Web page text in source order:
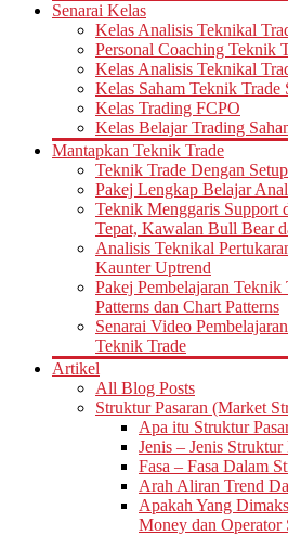
Senarai Kelas
Kelas Analisis Teknikal
Personal Coaching Teknik
Kelas Analisis Teknikal
Kelas Saham Teknik Trade
Kelas Trading FCPO
Kelas Belajar Trading
Mantapkan Teknik Trade
Teknik Trade Dengan
Pakej Lengkap Belajar
Teknik Menggaris Support
Tepat, Kawalan Bull Bear
Analisis Teknikal
Kaunter Uptrend
Pakej Pembelajaran
Patterns dan Chart Patterns
Senarai Video
Teknik Trade
Artikel
All Blog Posts
Struktur Pasaran (Market
Apa itu Struktur
Jenis – Jenis Struktur
Fasa – Fasa Dalam
Arah Aliran Trend
Apakah Yang
Money dan Operator